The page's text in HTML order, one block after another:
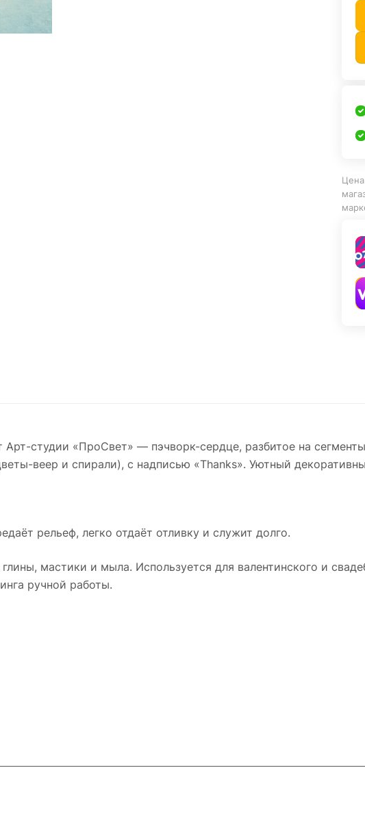
студии «ПроСвет» — пэчворк-сердце, разбитое на
веер и спирали), с надписью «Thanks». Уютный
рельеф, легко отдаёт отливку и служит долго.
мастики и мыла. Используется для валентинского и
ручной работы.